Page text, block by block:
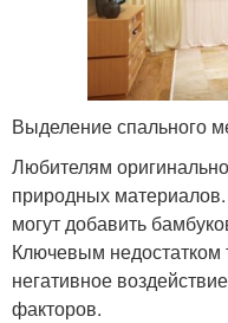
Выделение спального
Любителям
природных
могут добавить
Ключевым недостатком
негативное
факторов.